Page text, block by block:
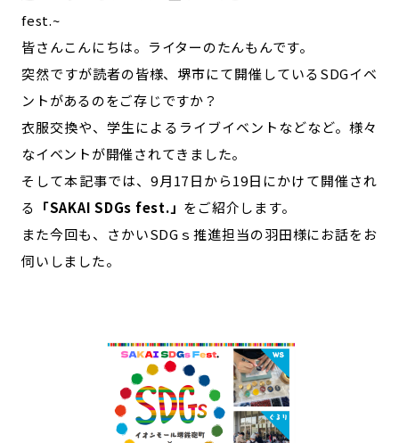
沖縄エリア
カテゴリから探す
特集コンテンツ
地域を代表する 企業100選
プレスリリース
行政連携記事
MILCプロジェクト
選出企業特別対談
Localist
「人」から探す
fest.~
皆さんこんにちは。ライターのたんもんです。
突然ですが読者の皆様、堺市にて開催しているSDGイベ
ントがあるのをご存じですか？
衣服交換や、学生によるライブイベントなどなど。様々
なイベントが開催されてきました。
そして本記事では、9月17日から19日にかけて開催され
る 「SAKAI SDGs fest.」 をご紹介します。
また今回も、さかいSDGｓ推進担当の羽田様にお話をお
伺いしました。